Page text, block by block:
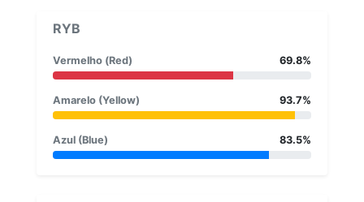
RYB
Vermelho (Red) 69.8%
Amarelo (Yellow) 93.7%
Azul (Blue) 83.5%